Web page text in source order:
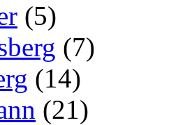
(5)
(7)
(14)
(21)